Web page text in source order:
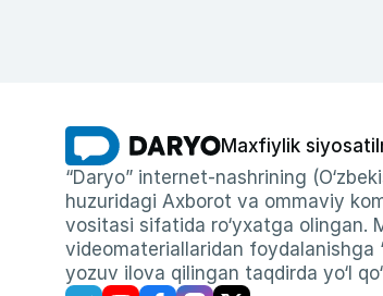
Maxfiylik siyosati
“Daryo” internet-nashrining
huzuridagi Axborot va ommaviy
vositasi sifatida ro‘yxatga olingan.
videomateriallaridan foydalanishga
yozuv ilova qilingan taqdirda yo‘l